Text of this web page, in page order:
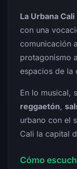
La Urbana Cali
con una
comunicación
protagonismo
espacios de la
En lo musical,
reggaetón,
urbano con el
Cali la capital
Cómo